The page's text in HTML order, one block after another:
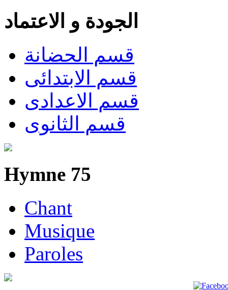
الجودة و الاعتماد
قسم الحضانة
قسم الابتدائى
قسم الاعدادى
قسم الثانوى
Hymne 75
Chant
Musique
Paroles